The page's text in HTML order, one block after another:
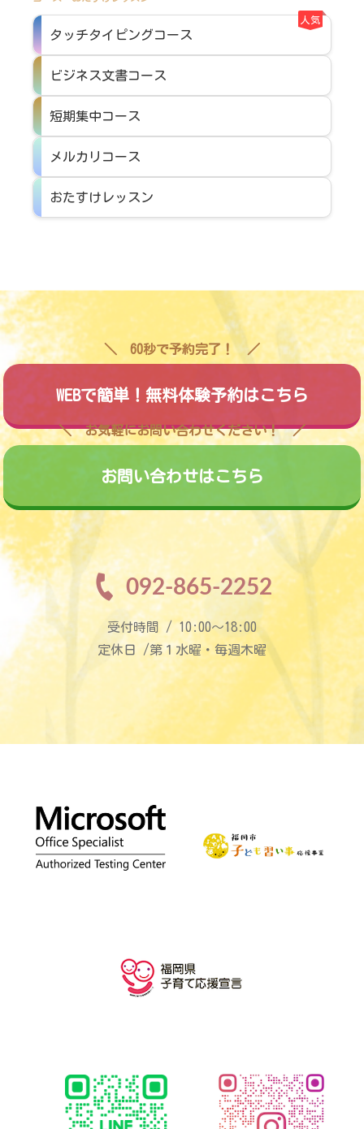
タッチタイピングコース
人気
ビジネス文書コース
短期集中コース
メルカリコース
おたすけレッスン
60秒で予約完了！
WEBで簡単！無料体験予約はこちら
お気軽にお問い合わせください！
お問い合わせはこちら
092-865-2252
受付時間 / 10:00〜18:00
定休日 /第１水曜・毎週木曜